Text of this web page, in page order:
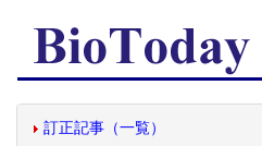
訂正記事（一覧）